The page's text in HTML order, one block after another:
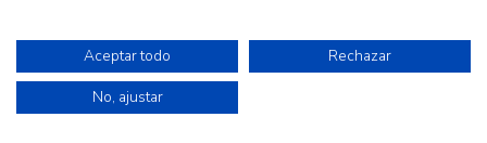
Aceptar todo
Rechazar
No, ajustar